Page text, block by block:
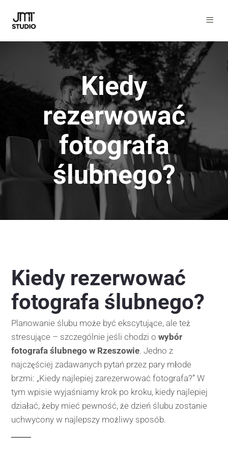
Kiedy
rezerwować
fotografa
ślubnego?
Kiedy rezerwować
fotografa ślubnego?
Planowanie ślubu może być ekscytujące, ale też
stresujące – szczególnie jeśli chodzi owybór
fotografa ślubnego w Rzeszowie. Jedno z
najczęściej zadawanych pytań przez pary młode
brzmi: „Kiedy najlepiej zarezerwować fotografa?” W
tym wpisie wyjaśniamy krok po kroku, kiedy najlepiej
działać, żeby mieć pewność, że dzień ślubu zostanie
uchwycony w najlepszy możliwy sposób.